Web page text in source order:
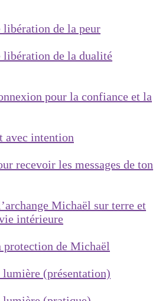
libération de la peur
libération de la dualité
pour la confiance et la
avec intention
recevoir les messages de ton
Michaël sur terre et
intérieure
protection de Michaël
lumière (présentation)